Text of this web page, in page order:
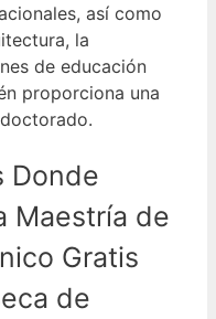
así como
la
de educación
proporciona una
Donde
Maestría de
Gratis
de